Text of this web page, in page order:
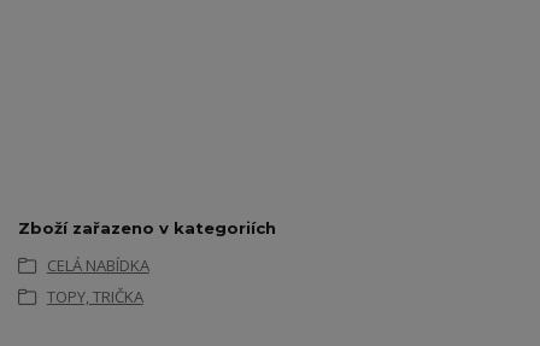
Zboží zařazeno v kategoriích
CELÁ NABÍDKA
TOPY, TRIČKA